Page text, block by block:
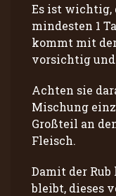
Es ist wichtig,
mindesten 1
kommt mit
vorsichtig
Achten sie
Mischung
Großteil an
Fleisch.
Damit der
bleibt, dieses